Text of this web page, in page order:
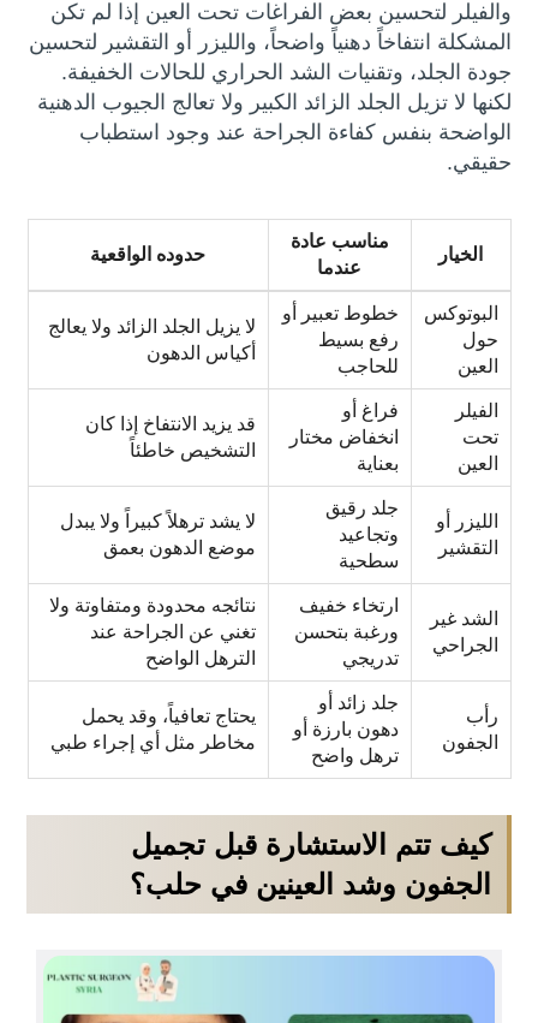
والفيلر لتحسين بعض الفراغات تحت العين إذا لم تكن
المشكلة انتفاخاً دهنياً واضحاً، والليزر أو التقشير لتحسين
جودة الجلد، وتقنيات الشد الحراري للحالات الخفيفة.
لكنها لا تزيل الجلد الزائد الكبير ولا تعالج الجيوب الدهنية
الواضحة بنفس كفاءة الجراحة عند وجود استطباب
حقيقي.
الخيار
مناسب عادة
عندما
حدوده الواقعية
البوتوكس
حول
العين
خطوط تعبير أو
رفع بسيط
للحاجب
لا يزيل الجلد الزائد ولا يعالج
أكياس الدهون
الفيلر
تحت
العين
فراغ أو
انخفاض مختار
بعناية
قد يزيد الانتفاخ إذا كان
التشخيص خاطئاً
الليزر أو
التقشير
جلد رقيق
وتجاعيد
سطحية
لا يشد ترهلاً كبيراً ولا يبدل
موضع الدهون بعمق
الشد غير
الجراحي
ارتخاء خفيف
ورغبة بتحسن
تدريجي
نتائجه محدودة ومتفاوتة ولا
تغني عن الجراحة عند
الترهل الواضح
رأب
الجفون
جلد زائد أو
دهون بارزة أو
ترهل واضح
يحتاج تعافياً، وقد يحمل
مخاطر مثل أي إجراء طبي
كيف تتم الاستشارة قبل تجميل
الجفون وشد العينين في حلب؟